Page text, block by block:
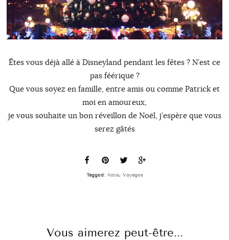
Êtes vous déjà allé à Disneyland pendant les fêtes ? N’est ce
pas féérique ?
Que vous soyez en famille, entre amis ou comme Patrick et
moi en amoureux,
je vous souhaite un bon réveillon de Noël, j’espère que vous
serez gâtés
Tagged: Amis, Voyages
Vous aimerez peut-être...